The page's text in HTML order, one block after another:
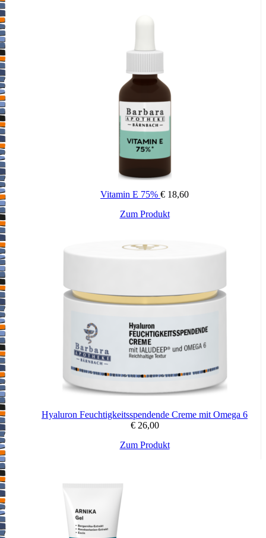
Vitamin E 75% € 18,60
Zum Produkt
Hyaluron Feuchtigkeitsspendende Creme mit Omega 6
€26,00
Zum Produkt